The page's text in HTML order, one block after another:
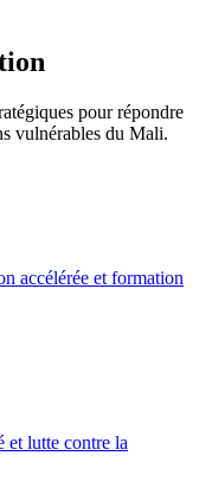
pour répondre
vulnérables du Mali.
accélérée et formation
et lutte contre la